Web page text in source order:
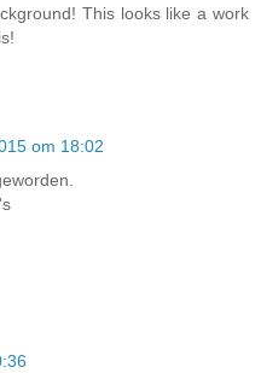
This looks like a work
om 18:02